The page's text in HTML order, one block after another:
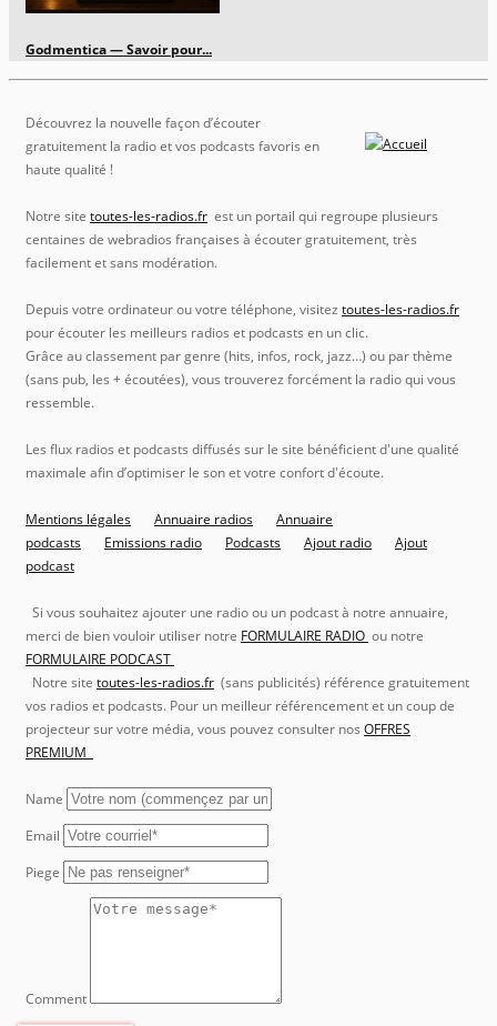
Godmentica — Savoir pour...
Découvrez la nouvelle façon d’écouter
gratuitement la radio et vos podcasts favoris en
haute qualité !
Notre site toutes-les-radios.fr est un portail qui regroupe plusieurs
centaines de webradios françaises à écouter gratuitement, très
facilement et sans modération.
Depuis votre ordinateur ou votre téléphone, visitez toutes-les-radios.fr
pour écouter les meilleurs radios et podcasts en un clic.
Grâce au classement par genre (hits, infos, rock, jazz…) ou par thème
(sans pub, les + écoutées), vous trouverez forcément la radio qui vous
ressemble.
Les flux radios et podcasts diffusés sur le site bénéficient d'une qualité
maximale afin d’optimiser le son et votre confort d'écoute.
Mentions légales Annuaire radios
Annuaire
podcasts
Emissions radio Podcasts Ajout radio
Ajout
podcast
Si vous souhaitez ajouter une radio ou un podcast à notre annuaire,
merci de bien vouloir utiliser notre FORMULAIRE RADIO ou notre
FORMULAIRE PODCAST
Notre site toutes-les-radios.fr (sans publicités) référence gratuitement
vos radios et podcasts. Pour un meilleur référencement et un coup de
projecteur sur votre média, vous pouvez consulter nos OFFRES
PREMIUM
Name
Email
Piege
Comment